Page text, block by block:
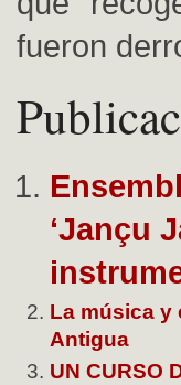
fueron
‘Jançu
La música y
Antigua
UN CURSO